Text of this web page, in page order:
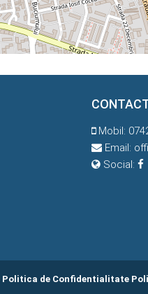
Mobil:
Email:
Social:
Politica de Confidentialitate